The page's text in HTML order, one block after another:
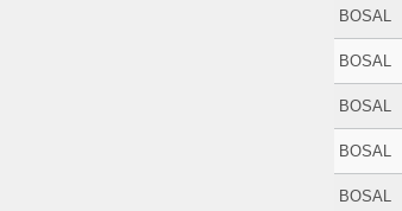
BOSAL
BOSAL
BOSAL
BOSAL
BOSAL